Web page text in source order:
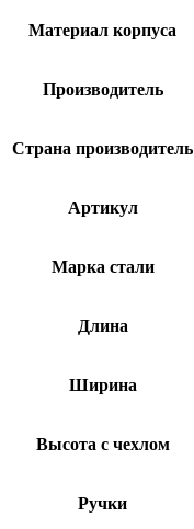
Материал корпуса
Производитель
Страна производитель
Артикул
Марка стали
Длина
Ширина
Высота с чехлом
Ручки